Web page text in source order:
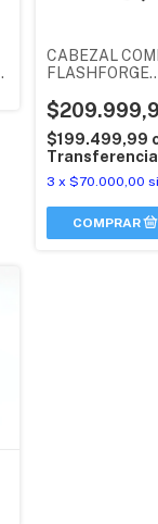
CABEZAL
FLASHFORGE
ORIGINAL
$199.499,99
Transferencia
3 x $70.000,00